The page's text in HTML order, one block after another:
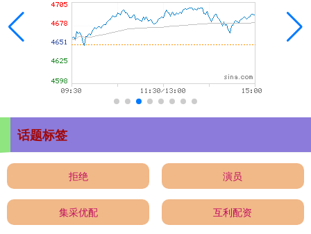
话题标签
拒绝 演员
集采优配 互利配资